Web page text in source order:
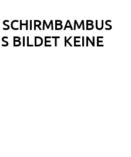
SCHIRMBAMBUS
BILDET KEINE